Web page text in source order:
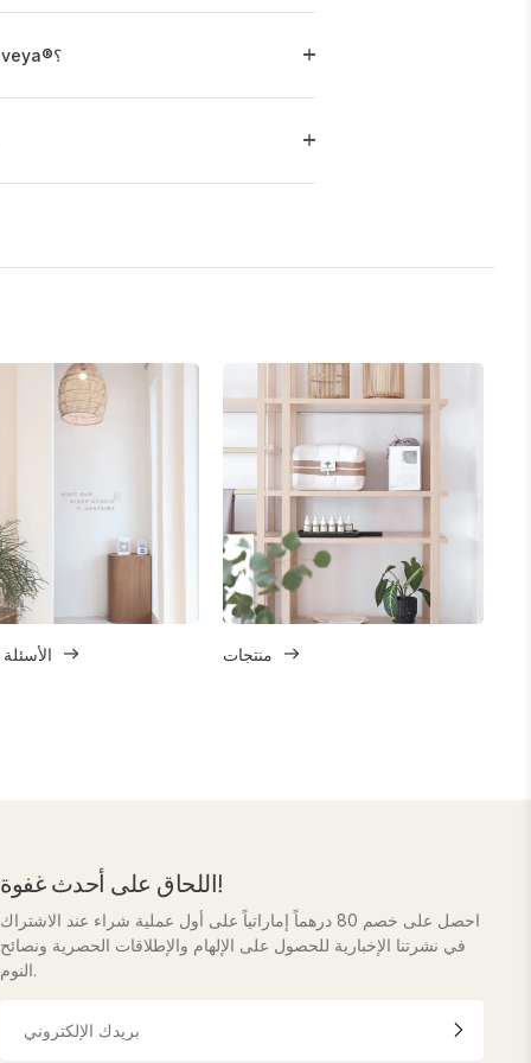
ما هي GSM هي ملاءات الكتان Heveya®؟
الأسئلة منتجات
اللحاق على أحدث غفوة!
احصل على خصم 80 درهماً إماراتياً على أول عملية شراء عند الاشتراك
في نشرتنا الإخبارية للحصول على الإلهام والإطلاقات الحصرية ونصائح
النوم.